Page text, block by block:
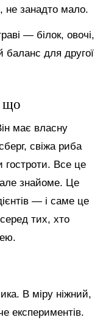
не занадто мало.
— білок, овочі,
баланс для другої
що
має власну
свіжа риба
гостроти. Все це
але знайоме. Це
— і саме це
тих, хто
В міру ніжний,
експериментів.